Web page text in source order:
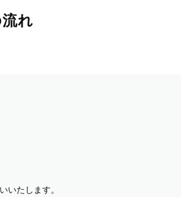
れ
いたします。